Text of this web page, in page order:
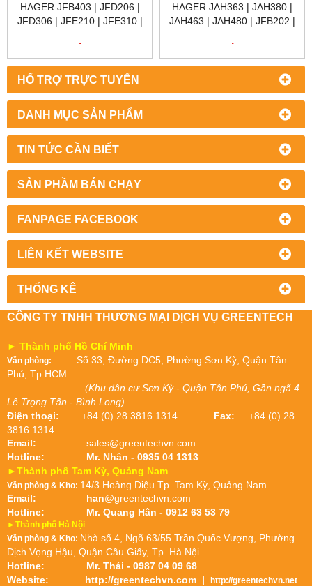
HỔ TRỢ TRỰC TUYẾN
DANH MỤC SẢN PHẨM
TIN TỨC CẦN BIẾT
SẢN PHẦM BÁN CHẠY
FANPAGE FACEBOOK
LIÊN KẾT WEBSITE
THỐNG KÊ
HAGER JFB403 | JFD206 |
JFD306 | JFE210 | JFE310 |
HAGER JAH363 | JAH380 |
JAH463 | JAH480 | JFB202 |
CÔNG TY TNHH THƯƠNG MẠI DỊCH VỤ GREENTECH
► Thành phố Hồ Chí Minh
Văn phòng: Số 33, Đường DC5, Phường Sơn Kỳ, Quận Tân
Phú, Tp.HCM
(Khu dân cư Sơn Kỳ - Quận Tân Phú, Gần ngã 4
Lê Trọng Tấn - Bình Long)
Điện thoại: +84 (0) 28 3816 1314 Fax: +84 (0) 28
3816 1314
Email:
sales@greentechvn.com
Hotline:
Mr. Nhân - 0935 04 1313
►Thành phố Tam Kỳ, Quảng Nam
Văn phòng & Kho: 14/3 Hoàng Diệu Tp. Tam Kỳ, Quảng Nam
Email:
han@greentechvn.com
Hotline:
Mr. Quang Hân - 0912 63 53 79
►Thành phố Hà Nội
Văn phòng & Kho: Nhà số 4, Ngõ 63/55 Trần Quốc Vượng, Phường
Dịch Vọng Hậu, Quận Cầu Giấy, Tp. Hà Nội
Hotline:
Mr. Thái - 0987 04 09 68
Website: http://greentechvn.com | http://greentechvn.net